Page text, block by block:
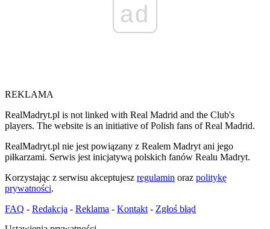
ad
REKLAMA
RealMadryt.pl is not linked with Real Madrid and the Club's
players. The website is an initiative of Polish fans of Real Madrid.
RealMadryt.pl nie jest powiązany z Realem Madryt ani jego
piłkarzami. Serwis jest inicjatywą polskich fanów Realu Madryt.
Korzystając z serwisu akceptujesz regulamin oraz politykę
prywatności.
FAQ - Redakcja - Reklama - Kontakt - Zgłoś błąd